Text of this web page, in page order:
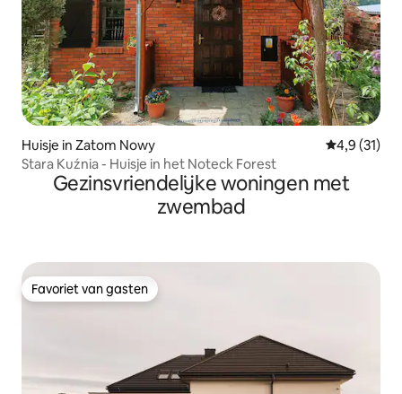
Huisje in Zatom Nowy
4,9 (31)
Stara Kuźnia - Huisje in het Noteck Forest
Gezinsvriendelijke woningen met
zwembad
Favoriet van gasten
Favoriet van gasten